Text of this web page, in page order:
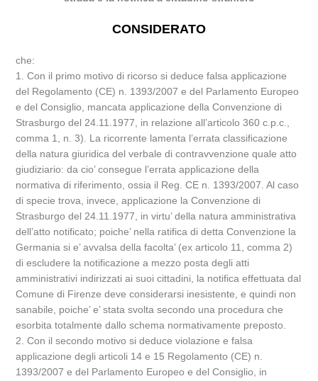
CONSIDERATO
che:
1. Con il primo motivo di ricorso si deduce falsa applicazione
del Regolamento (CE) n. 1393/2007 e del Parlamento Europeo
e del Consiglio, mancata applicazione della Convenzione di
Strasburgo del 24.11.1977, in relazione all’articolo 360 c.p.c.,
comma 1, n. 3). La ricorrente lamenta l’errata classificazione
della natura giuridica del verbale di contravvenzione quale atto
giudiziario: da cio’ consegue l’errata applicazione della
normativa di riferimento, ossia il Reg. CE n. 1393/2007. Al caso
di specie trova, invece, applicazione la Convenzione di
Strasburgo del 24.11.1977, in virtu’ della natura amministrativa
dell’atto notificato; poiche’ nella ratifica di detta Convenzione la
Germania si e’ avvalsa della facolta’ (ex articolo 11, comma 2)
di escludere la notificazione a mezzo posta degli atti
amministrativi indirizzati ai suoi cittadini, la notifica effettuata dal
Comune di Firenze deve considerarsi inesistente, e quindi non
sanabile, poiche’ e’ stata svolta secondo una procedura che
esorbita totalmente dallo schema normativamente preposto.
2. Con il secondo motivo si deduce violazione e falsa
applicazione degli articoli 14 e 15 Regolamento (CE) n.
1393/2007 e del Parlamento Europeo e del Consiglio, in